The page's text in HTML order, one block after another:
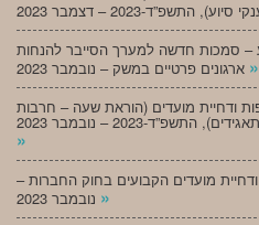
– סמכות חדשה למערך הסייבר להנחות
»
ודחיית מועדים (הוראת שעה – חרבות
2023 – נובמבר 2023
»
מועדים הקבועים בחוק החברות –
»